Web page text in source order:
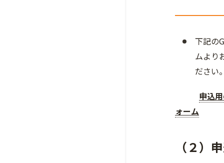
下記の
ムより
ださい
申込
ォーム
（２）